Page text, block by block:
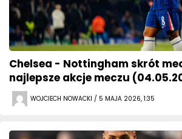
Chelsea - Nottingham skrót
najlepsze akcje meczu
WOJCIECH NOWACKI / 5 MAJA 2026, 1:35